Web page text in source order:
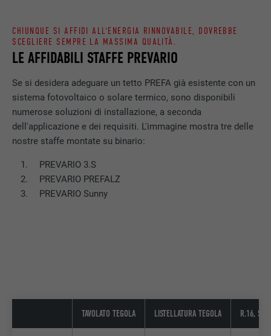
LE AFFIDABILI STAFFE PREVARIO
CHIUNQUE SI AFFIDI ALL'ENERGIA RINNOVABILE, DOVREBBE
SCEGLIERE SEMPRE LA MASSIMA QUALITÀ.
Se si desidera adeguare un tetto PREFA già esistente con un
sistema fotovoltaico o solare termico, sono disponibili
numerose soluzioni di installazione, a seconda
dell'applicazione e dei requisiti. L'immagine mostra tre delle
nostre staffe montate su binario:
PREVARIO 3.S
PREVARIO PREFALZ
PREVARIO Sunny
TAVOLATO TEGOLA LISTELLATURA TEGOLA R.16,